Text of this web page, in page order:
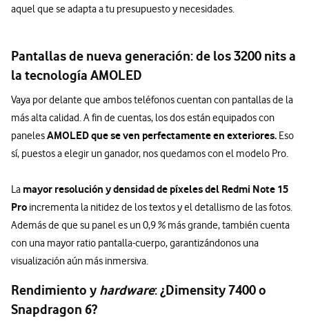
aquel que se adapta a tu presupuesto y necesidades.
Pantallas de nueva generación: de los 3200 nits a
la tecnología AMOLED
Vaya por delante que ambos teléfonos cuentan con pantallas de la
más alta calidad. A fin de cuentas, los dos están equipados con
panelesAMOLED que se ven perfectamente en exteriores. Eso
sí, puestos a elegir un ganador, nos quedamos con el modelo Pro.
La mayor resolución y densidad de píxeles del Redmi Note 15
Pro incrementa la nitidez de los textos y el detallismo de las fotos.
Además de que su panel es un 0,9 % más grande, también cuenta
con una mayor ratio pantalla-cuerpo, garantizándonos una
visualización aún más inmersiva.
Rendimiento y hardware: ¿Dimensity 7400 o
Snapdragon 6?